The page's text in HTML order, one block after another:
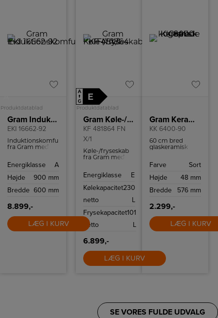
Produktdatablad
Gram Induktionskomfur
EKI 16662-92
Induktionskomfur
fra Gram med
boosterfunktion
ovnrum på 77 l.
Energiklasse
A
Højde
900 mm
Bredde 600 mm
8.899,-
LÆG I KURV
A
↑
G
E
Produktdatablad
Gram Køle-/fryseskab
KF 481864 FN
X/1
Køle-/fryseskab
fra Gram med
fryseren.
Energiklasse
E
Kølekapacitet
netto
230
L
Frysekapacitet
netto
101
L
6.899,-
LÆG I KURV
Gram Keramisk kogeplade
KK 6400-90
60 cm bred
glaskeramisk
kogezone forrest.
Farve
Sort
Højde
48 mm
Bredde
576 mm
2.299,-
LÆG I KURV
SE VORES FULDE UDVALG